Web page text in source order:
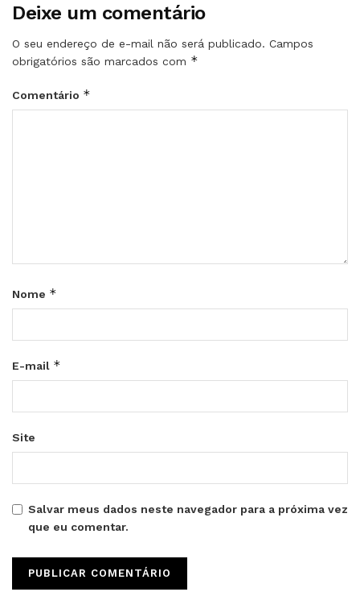
Deixe um comentário
O seu endereço de e-mail não será publicado. Campos
obrigatórios são marcados com *
Comentário *
Nome *
E-mail *
Site
Salvar meus dados neste navegador para a próxima vez
que eu comentar.